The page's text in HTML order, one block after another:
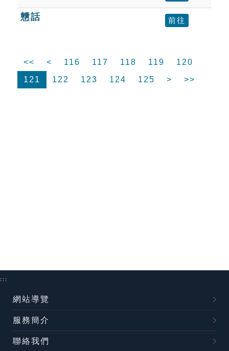
戇話 前往
<< < 116 117 118 119
120
121
122 123 124 125 > >>
:::
網站導覽
服務簡介
聯絡我們